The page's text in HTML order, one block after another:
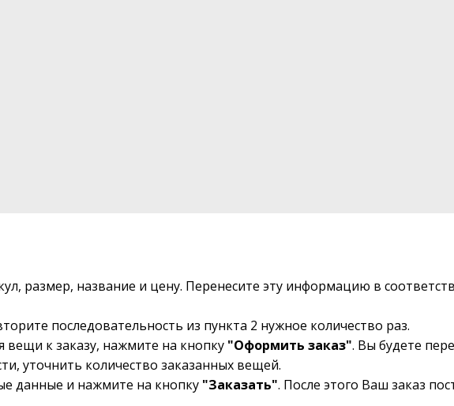
размер, название и цену. Перенесите эту информацию в
последовательность из пункта 2 нужное количество раз.
вещи к заказу, нажмите на кнопку "Оформить заказ". Вы будете
уточнить количество заказанных вещей.
данные и нажмите на кнопку "Заказать". После этого Ваш заказ